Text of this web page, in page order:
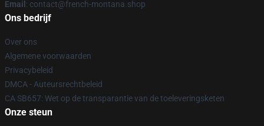
Email : contact@french-montana.shop
Ons bedrijf
Over ons
Algemene voorwaarden
Privacybeleid
DMCA - Auteursrechtbeleid
CA SB657: Wet op de transparantie van de toeleveringsketen
Onze steun